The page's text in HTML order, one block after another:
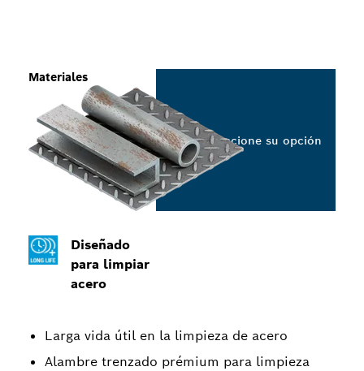
Diseñado
para limpiar
acero
Larga vida útil en la limpieza de acero
Alambre trenzado prémium para limpieza
Materiales
Seleccione su opción